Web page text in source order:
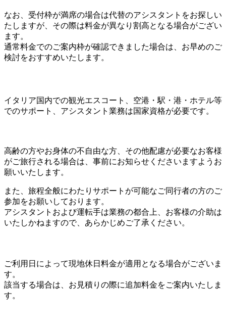
なお、受付枠が満席の場合は代替のアシスタントをお探しい
たしますが、その際は料金が異なり割高となる場合がござい
ます。
通常料金でのご案内枠が確認できました場合は、お早めのご
検討をおすすめいたします。
イタリア国内での観光エスコート、空港・駅・港・ホテル等
でのサポート、アシスタント業務は国家資格が必要です。
高齢の方やお身体の不自由な方、その他配慮が必要なお客様
がご旅行される場合は、事前にお知らせくださいますようお
願いいたします。
また、旅程全般にわたりサポートが可能なご同行者の方のご
参加をお願いしております。
アシスタントおよび運転手は業務の都合上、お客様の介助は
いたしかねますので、あらかじめご了承ください。
ご利用日によって現地休日料金が適用となる場合がございま
す。
該当する場合は、お見積りの際に追加料金をご案内いたしま
す。